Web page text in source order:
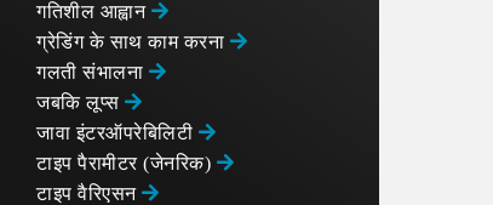
गतिशील आह्वान
ग्रेडिंग के साथ काम करना
गलती संभालना
जबकि लूप्स
जावा इंटरऑपरेबिलिटी
टाइप पैरामीटर (जेनरिक)
टाइप वैरिएसन